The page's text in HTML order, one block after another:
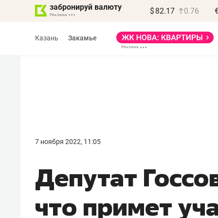
забронируй валюту $ 82.17 0.76
Казань Закамье
7 ноября 2022, 11:05
​Депутат
что примет
правил, бизнес может
потерять минимум